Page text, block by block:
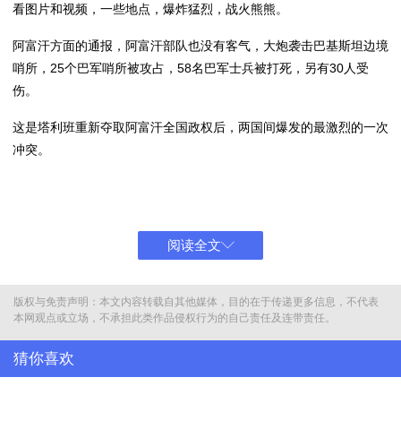
看图片和视频，一些地点，爆炸猛烈，战火熊熊。
阿富汗方面的通报，阿富汗部队也没有客气，大炮袭击巴基斯坦边境
哨所，25个巴军哨所被攻占，58名巴军士兵被打死，另有30人受
伤。
这是塔利班重新夺取阿富汗全国政权后，两国间爆发的最激烈的一次
冲突。
崛起，就与巴基斯坦方面的扶持有重要关系。
但国际关系的讽刺莫过于此：昨天还在哺育的雏鹰，今天却成了啄伤
自己的猛禽。
塔利班在阿富汗坐大后，与巴基斯坦龃龉不断。美军撤离阿富汗，塔
利班重新掌控阿富汗后，两国更是冲突不断。
阅读全文
版权与免责声明：本文内容转载自其他媒体，目的在于传递更多信息，不代表
本网观点或立场，不承担此类作品侵权行为的自己责任及连带责任。
猜你喜欢